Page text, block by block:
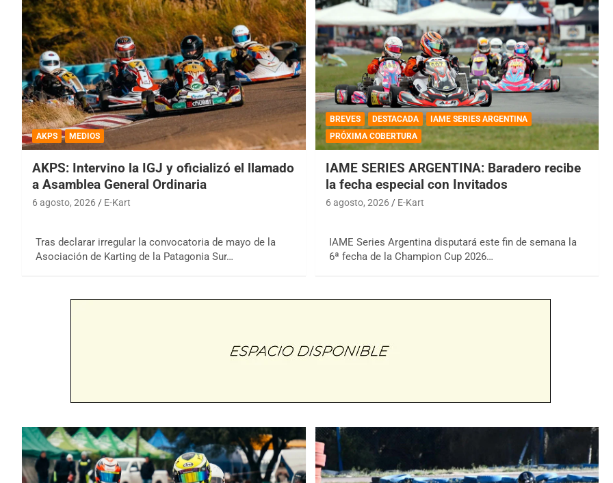
AKPS MEDIOS
AKPS: Intervino la IGJ y oficializó el llamado
a Asamblea General Ordinaria
6 agosto, 2026 E-Kart
Tras declarar irregular la convocatoria de mayo de la
Asociación de Karting de la Patagonia Sur…
BREVES DESTACADA
IAME SERIES ARGENTINA
PRÓXIMA COBERTURA
IAME SERIES ARGENTINA: Baradero recibe
la fecha especial con Invitados
6 agosto, 2026 E-Kart
IAME Series Argentina disputará este fin de semana la
6ª fecha de la Champion Cup 2026…